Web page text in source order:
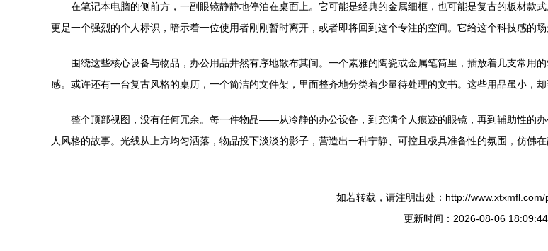
在笔记本电脑的侧前方，一副眼镜静静地停泊在桌面上。它可能是经典的金属细框，也可能是复古的板材款
更是一个强烈的个人标识，暗示着一位使用者刚刚暂时离开，或者即将回到这个专注的空间。它给这个科技感的
围绕这些核心设备与物品，办公用品井然有序地散布其间。一个素雅的陶瓷或金属笔筒里，插放着几支常用
感。或许还有一台复古风格的桌历，一个简洁的文件架，里面整齐地分类着少量待处理的文书。这些用品虽小，
整个顶部视图，没有任何冗余。每一件物品——从冷静的办公设备，到充满个人痕迹的眼镜，再到辅助性
人风格的故事。光线从上方均匀洒落，物品投下淡淡的影子，营造出一种宁静、可控且极具准备性的氛围，仿佛在
如若转载，请注明出处：http://
更新时间：2026-08-06 18:09:44